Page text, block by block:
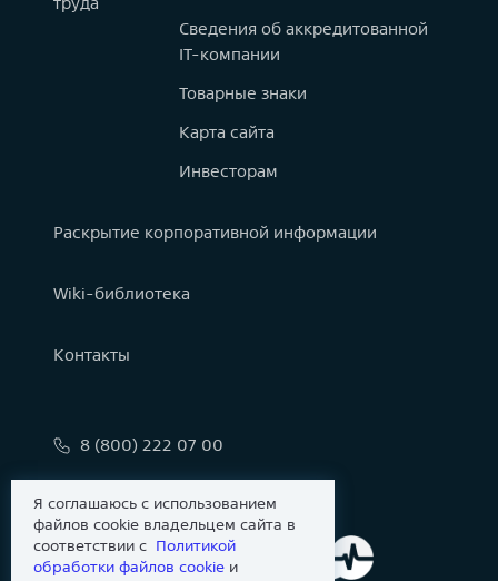
Сведения об аккредитованной
IT-компании
Товарные знаки
Карта сайта
Инвесторам
Раскрытие корпоративной информации
Wiki-библиотека
Контакты
8 (800) 222 07 00
Я соглашаюсь с использованием
файлов cookie владельцем сайта в
соответствии с Политикой
обработки файлов сookie и